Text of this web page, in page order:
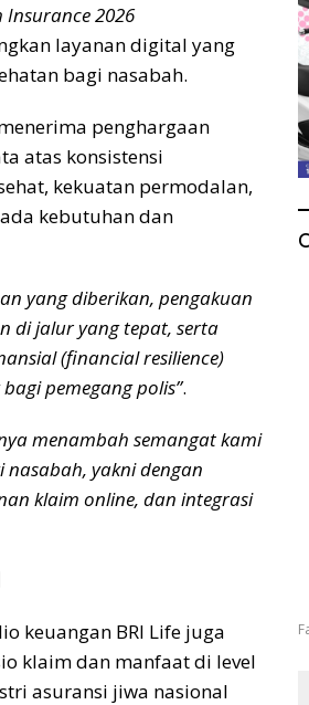
Insurance 2026
layanan digital yang
bagi nasabah.
penghargaan
atas konsistensi
kekuatan permodalan,
kebutuhan dan
yang diberikan, pengakuan
di jalur yang tepat, serta
(financial resilience)
pemegang polis”.
menambah semangat kami
yakni dengan
klaim online, dan integrasi
keuangan BRI Life juga
klaim dan manfaat di level
asuransi jiwa nasional